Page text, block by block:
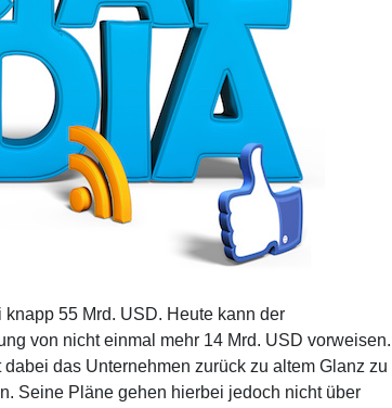
55 Mrd. USD. Heute kann der
von nicht einmal mehr 14 Mrd. USD vorweisen.
das Unternehmen zurück zu altem Glanz zu
Seine Pläne gehen hierbei jedoch nicht über